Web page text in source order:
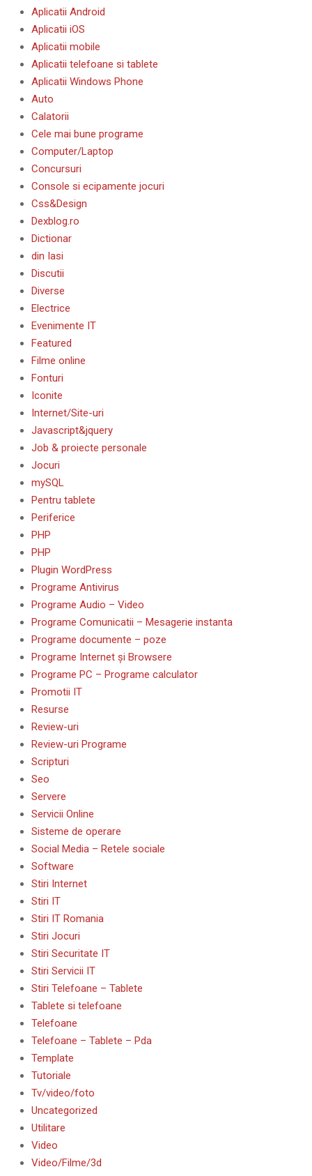
Aplicatii Android
Aplicatii iOS
Aplicatii mobile
Aplicatii telefoane si tablete
Aplicatii Windows Phone
Auto
Calatorii
Cele mai bune programe
Computer/Laptop
Concursuri
Console si ecipamente jocuri
Css&Design
Dexblog.ro
Dictionar
din Iasi
Discutii
Diverse
Electrice
Evenimente IT
Featured
Filme online
Fonturi
Iconite
Internet/Site-uri
Javascript&jquery
Job & proiecte personale
Jocuri
mySQL
Pentru tablete
Periferice
PHP
PHP
Plugin WordPress
Programe Antivirus
Programe Audio – Video
Programe Comunicatii – Mesagerie instanta
Programe documente – poze
Programe Internet și Browsere
Programe PC – Programe calculator
Promotii IT
Resurse
Review-uri
Review-uri Programe
Scripturi
Seo
Servere
Servicii Online
Sisteme de operare
Social Media – Retele sociale
Software
Stiri Internet
Stiri IT
Stiri IT Romania
Stiri Jocuri
Stiri Securitate IT
Stiri Servicii IT
Stiri Telefoane – Tablete
Tablete si telefoane
Telefoane
Telefoane – Tablete – Pda
Template
Tutoriale
Tv/video/foto
Uncategorized
Utilitare
Video
Video/Filme/3d